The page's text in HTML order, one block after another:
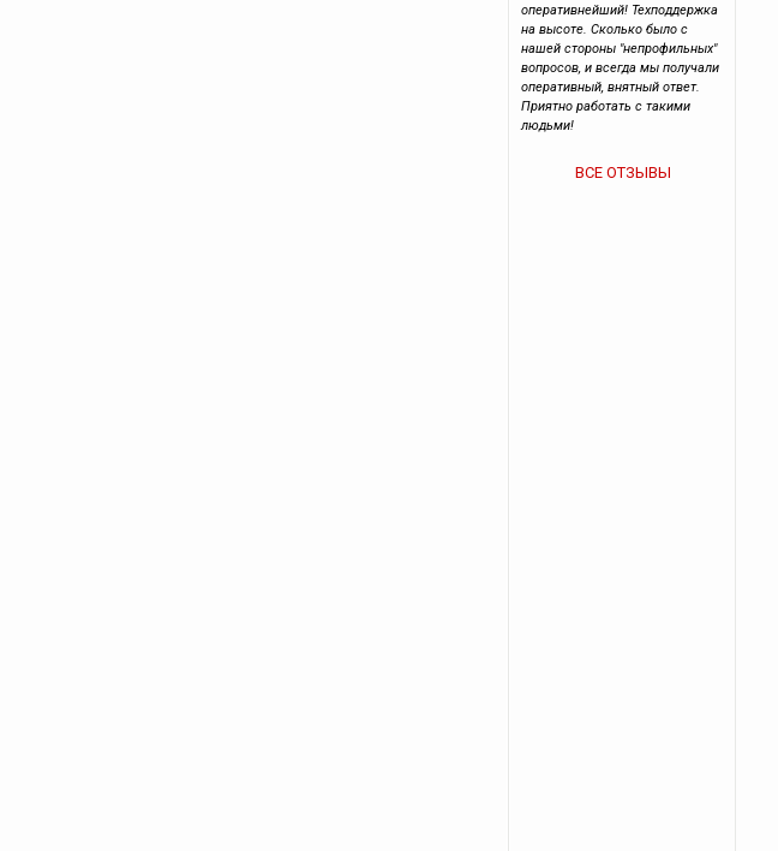
оперативнейший! Техподдержка
на высоте. Сколько было с
нашей стороны "непрофильных"
вопросов, и всегда мы получали
оперативный, внятный ответ.
Приятно работать с такими
людьми!
ВСЕ ОТЗЫВЫ